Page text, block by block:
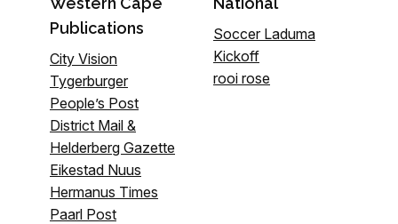
Publications
City Vision
Tygerburger
People’s Post
District Mail &
Helderberg Gazette
Eikestad Nuus
Hermanus Times
Paarl Post
Soccer Laduma
Kickoff
rooi rose